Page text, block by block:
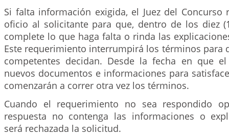
Si falta información exigida, el Juez del Concurso
oficio al solicitante para que, dentro de los diez
complete lo que haga falta o rinda las
Este requerimiento interrumpirá los términos para
competentes decidan. Desde la fecha en que
nuevos documentos e informaciones para
comenzarán a correr otra vez los términos.
Cuando el requerimiento no sea respondido
respuesta no contenga las informaciones o
será rechazada la solicitud.